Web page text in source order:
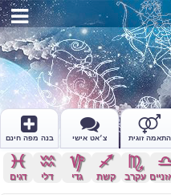
התאמה זוגית צ׳אט אישי בנה מפה חינם
k
עקרב
l
קשת
z
גדי
x
דלי
c
דגים